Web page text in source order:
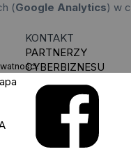
(Google Analytics) w
.
KONTAKT
PARTNERZY
CYBERBIZNESU